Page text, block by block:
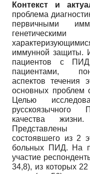
Контекст и
проблема
первичными
генетическими
иммунной защиты.
пациентов с
пациентами,
аспектов течения
основных проблем
Целью
русскоязычного
качества
Представлены
состоявшего из 2
больных ПИД. На
участие
34,8), из которых